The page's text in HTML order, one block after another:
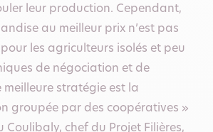
leur production. Cependant,
au meilleur prix n’est pas
les agriculteurs isolés et peu
de négociation et de
meilleure stratégie est la
groupée par des coopératives »
Coulibaly, chef du Projet Filières,